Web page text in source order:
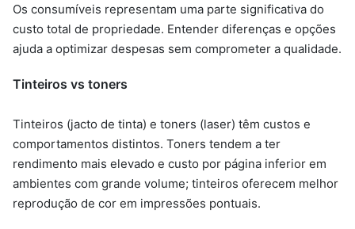
Os consumíveis representam uma parte significativa do
custo total de propriedade. Entender diferenças e opções
ajuda a optimizar despesas sem comprometer a qualidade.
Tinteiros vs toners
Tinteiros (jacto de tinta) e toners (laser) têm custos e
comportamentos distintos. Toners tendem a ter
rendimento mais elevado e custo por página inferior em
ambientes com grande volume; tinteiros oferecem melhor
reprodução de cor em impressões pontuais.